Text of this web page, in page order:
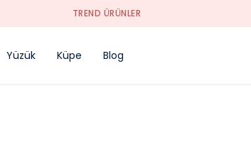
TREND ÜRÜNLER
Yüzük Küpe Blog